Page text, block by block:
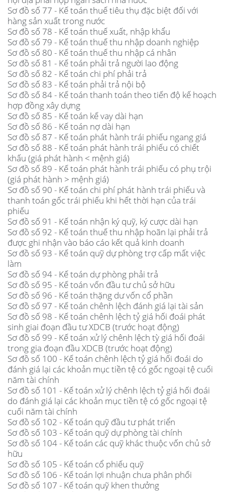
Sơ đồ số 77 - Kế toán thuế tiêu thụ đặc biệt đối với
hàng sản xuất trong nước
Sơ đồ số 78 - Kế toán thuế xuất, nhập khẩu
Sơ đồ số 79 - Kế toán thuế thu nhập doanh nghiệp
Sơ đồ số 80 - Kế toán thuế thu nhập cá nhân
Sơ đồ số 81 - Kế toán phải trả người lao động
Sơ đồ số 82 - Kế toán chi phí phải trả
Sơ đồ số 83 - Kế toán phải trả nội bộ
Sơ đồ số 84 - Kế toán thanh toán theo tiến độ kế hoạch
hợp đồng xây dựng
Sơ đồ số 85 - Kế toán kế vay dài hạn
Sơ đồ số 86 - Kế toán nợ dài hạn
Sơ đồ số 87 - Kế toán phát hành trái phiếu ngang giá
Sơ đồ số 88 - Kế toán phát hành trái phiếu có chiết
khấu (giá phát hành < mệnh giá)
Sơ đồ số 89 - Kế toán phát hành trái phiếu có phụ trội
(giá phát hành > mệnh giá)
Sơ đồ số 90 - Kế toán chi phí phát hành trái phiếu và
thanh toán gốc trái phiếu khi hết thời hạn của trái
phiếu
Sơ đồ số 91 - Kế toán nhận ký quỹ, ký cược dài hạn
Sơ đồ số 92 - Kế toán thuế thu nhập hoãn lại phải trả
được ghi nhận vào báo cáo kết quả kinh doanh
Sơ đồ số 93 - Kế toán quỹ dự phòng trợ cấp mất việc
làm
Sơ đồ số 94 - Kế toán dự phòng phải trả
Sơ đồ số 95 - Kế toán vốn đầu tư chủ sở hữu
Sơ đồ số 96 - Kế toán thặng dư vốn cổ phần
Sơ đồ số 97 - Kế toán chênh lệch đánh giá lại tài sản
Sơ đồ số 98 - Kế toán chênh lệch tỷ giá hối đoái phát
sinh giai đoạn đầu tư XDCB (trước hoạt động)
Sơ đồ số 99 - Kế toán xử lý chênh lệch tỳ giá hối đoái
trong gia đoạn đầu XDCB (trước hoạt động)
Sơ đồ số 100 - Kế toán chênh lệch tỷ giá hối đoái do
đánh giá lại các khoản mục tiền tệ có gốc ngoại tệ cuối
năm tài chính
Sơ đồ số 101 - Kế toán xử lý chênh lệch tỷ giá hối đoái
do đánh giá lại các khoản mục tiền tệ có gốc ngoại tệ
cuối năm tài chính
Sơ đồ số 102 - Kế toán quỹ đầu tư phát triển
Sơ đồ số 103 - Kế toán quỹ dự phòng tài chính
Sơ đồ số 104 - Kế toán các quỹ khác thuộc vốn chủ sở
hữu
Sơ đồ số 105 - Kế toán cổ phiếu quỹ
Sơ đồ số 106 - Kế toán lợi nhuận chưa phân phối
Sơ đồ số 107 - Kế toán quỹ khen thưởng